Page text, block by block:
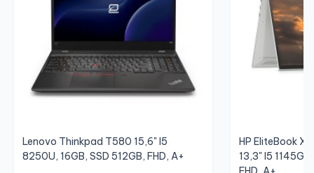
Lenovo Thinkpad T580 15,6" I5
8250U, 16GB, SSD 512GB, FHD, A+
HP EliteBook
13,3" I5